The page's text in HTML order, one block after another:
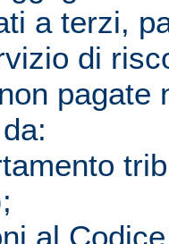
a terzi,
di
pagate
al